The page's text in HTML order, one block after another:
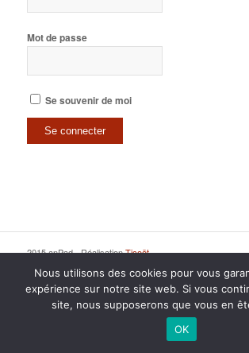
Mot de passe
Se souvenir de moi
2015 anPad - RéalisationTicoët
Mentions Légales
Nous écrire
Nous utilisons des cookies pour vous
expérience sur notre site web. Si vous
site, nous supposerons que vous en
OK